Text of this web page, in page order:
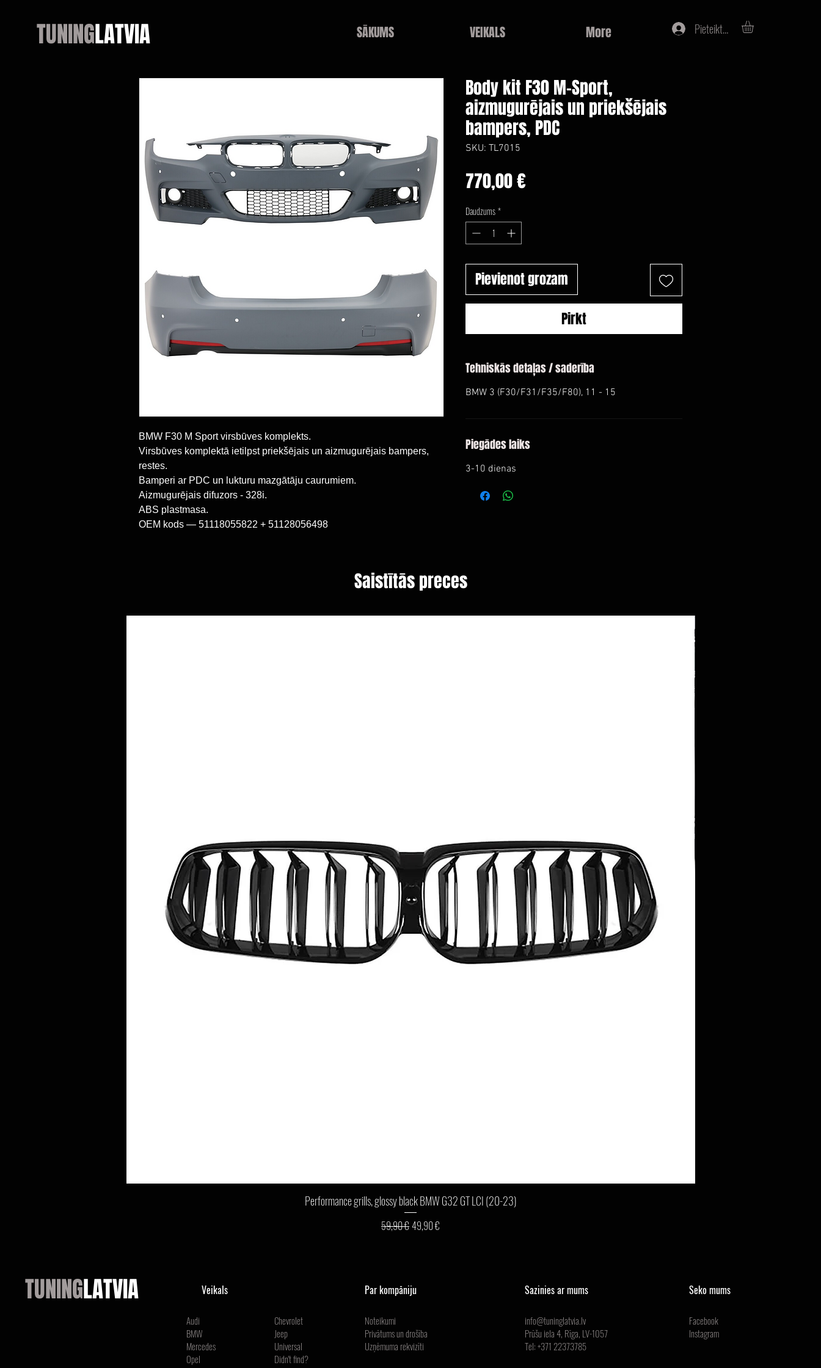
TUNINGLATVIA SĀKUMS VEIKALS More Pieteikties
BMW F30 M Sport virsbūves komplekts.
Virsbūves komplektā ietilpst priekšējais un aizmugurējais bampers,
restes.
Bamperi ar PDC un lukturu mazgātāju caurumiem.
Aizmugurējais difuzors - 328i.
ABS plastmasa.
OEM kods — 51118055822 + 51128056498
Body kit F30 M-Sport,
aizmugurējais un priekšējais
bampers, PDC
SKU: TL7015
770,00 €Cena
Daudzums*
Pievienot grozam
Pirkt
Tehniskās detaļas / saderība
BMW 3 (F30/F31/F35/F80), 11 - 15
Piegādes laiks
3-10 dienas
Saistītās preces
Ātrais skats
Performance grills, glossy black BMW G32 GT LCI (20-23)
Parastā cena
59,90 € Izpārdošanas cena
49,90 €
TUNINGLATVIA Veikals
Audi
BMW
Mercedes
Opel
Chevrolet
Jeep
Universal
Didn't find?
Par kompāniju
Noteikumi
Privātums un drošība
Uzņēmuma rekvizīti
Sazinies ar mums
info@tuninglatvia.lv
Prūšu iela 4, Rīga, LV-1057
Tel: +371 22373785
Seko mums
Facebook
Instagram